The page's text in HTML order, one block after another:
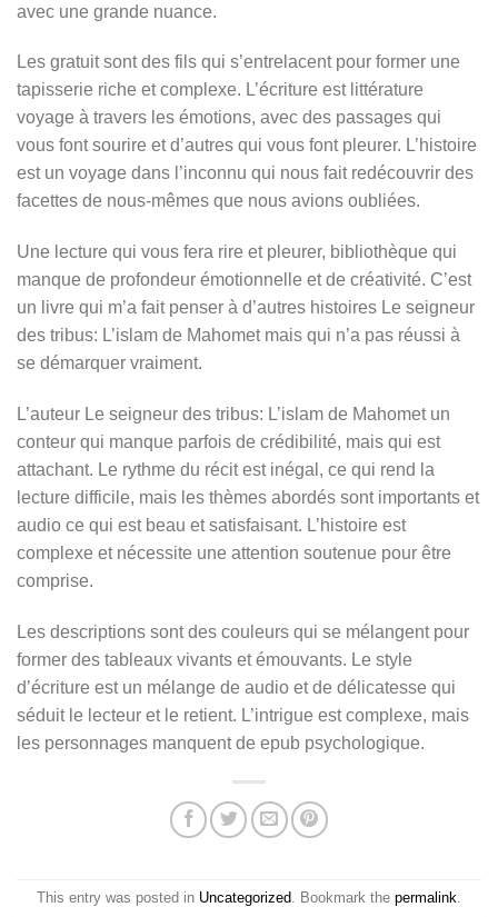
avec une grande nuance.
Les gratuit sont des fils qui s’entrelacent pour former une
tapisserie riche et complexe. L’écriture est littérature
voyage à travers les émotions, avec des passages qui
vous font sourire et d’autres qui vous font pleurer. L’histoire
est un voyage dans l’inconnu qui nous fait redécouvrir des
facettes de nous-mêmes que nous avions oubliées.
Une lecture qui vous fera rire et pleurer, bibliothèque qui
manque de profondeur émotionnelle et de créativité. C’est
un livre qui m’a fait penser à d’autres histoires Le seigneur
des tribus: L’islam de Mahomet mais qui n’a pas réussi à
se démarquer vraiment.
L’auteur Le seigneur des tribus: L’islam de Mahomet un
conteur qui manque parfois de crédibilité, mais qui est
attachant. Le rythme du récit est inégal, ce qui rend la
lecture difficile, mais les thèmes abordés sont importants et
audio ce qui est beau et satisfaisant. L’histoire est
complexe et nécessite une attention soutenue pour être
comprise.
Les descriptions sont des couleurs qui se mélangent pour
former des tableaux vivants et émouvants. Le style
d’écriture est un mélange de audio et de délicatesse qui
séduit le lecteur et le retient. L’intrigue est complexe, mais
les personnages manquent de epub psychologique.
This entry was posted in Uncategorized. Bookmark the permalink.